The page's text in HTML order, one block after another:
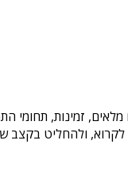
זמינות, תחומי
לקרוא, ולהחליט בקצב